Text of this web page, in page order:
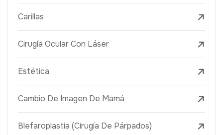
Carillas
Cirugía Ocular Con Láser
Estética
Cambio De Imagen De Mamá
Blefaroplastia (Cirugía De Párpados)